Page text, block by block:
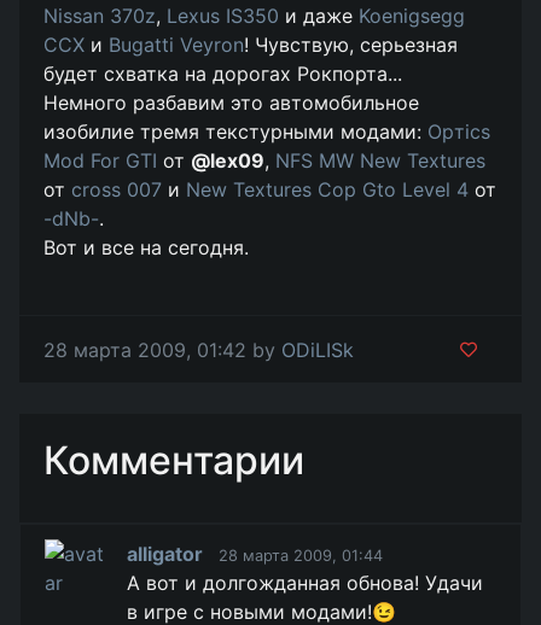
Nissan 370z, Lexus IS350 и даже Koenigsegg
CCX и Bugatti Veyron! Чувствую, серьезная
будет схватка на дорогах Рокпорта...
Немного разбавим это автомобильное
изобилие тремя текстурными модами: Opтiсs
Mod For GTI от @lex09, NFS MW New Textures
от cross 007 и New Textures Cop Gto Level 4 от
-dNb-.
Вот и все на сегодня.
28 марта 2009, 01:42 by ODiLISk
Комментарии
alligator 28 марта 2009, 01:44
А вот и долгожданная обнова! Удачи
в игре с новыми модами!😉